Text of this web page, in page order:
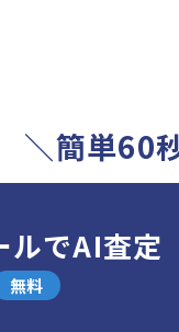
＼簡単60
ルでAI査定
無料